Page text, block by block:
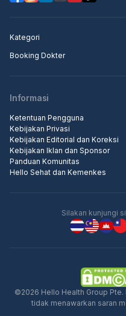
Kategori
Booking Dokter
Informasi
Ketentuan Pengguna
Kebijakan Privasi
Kebijakan Editorial dan Koreksi
Kebijakan Iklan dan Sponsor
Panduan Komunitas
Hello Sehat dan Kemenkes
Silakan kunjungi
©2026 Hello Health Group
tidak menawarkan saran